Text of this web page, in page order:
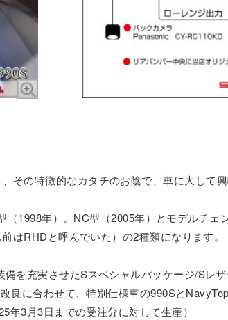
その特徴的なカタチのお陰で、車に大して
1998年）、NC型（2005年）とモデルチェ
はRHDと呼んでいた）の2種類になります。
を充実させたSスペシャルパッケージ/Sレ
に合わせて、特別仕様車の990Sと
年3月3日までの受注分に対して生産）